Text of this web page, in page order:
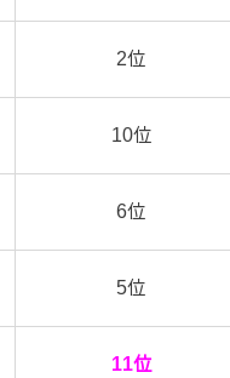
2位
10位
6位
5位
11位